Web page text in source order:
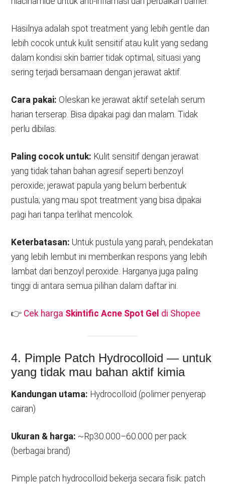
Hasilnya adalah spot treatment yang lebih gentle dan
lebih cocok untuk kulit sensitif atau kulit yang sedang
dalam kondisi skin barrier tidak optimal, situasi yang
sering terjadi bersamaan dengan jerawat aktif.
Cara pakai: Oleskan ke jerawat aktif setelah serum
harian terserap. Bisa dipakai pagi dan malam. Tidak
perlu dibilas.
Paling cocok untuk: Kulit sensitif dengan jerawat
yang tidak tahan bahan agresif seperti benzoyl
peroxide; jerawat papula yang belum berbentuk
pustula; yang mau spot treatment yang bisa dipakai
pagi hari tanpa terlihat mencolok.
Keterbatasan: Untuk pustula yang parah, pendekatan
yang lebih lembut ini memberikan respons yang lebih
lambat dari benzoyl peroxide. Harganya juga paling
tinggi di antara semua pilihan dalam daftar ini.
👉 Cek harga Skintific Acne Spot Gel di Shopee
4. Pimple Patch Hydrocolloid — untuk
yang tidak mau bahan aktif kimia
Kandungan utama: Hydrocolloid (polimer penyerap
cairan)
Ukuran & harga: ~Rp30.000–60.000 per pack
(berbagai brand)
Pimple patch hydrocolloid bekerja secara fisik: patch